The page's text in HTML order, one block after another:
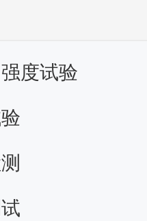
度试验